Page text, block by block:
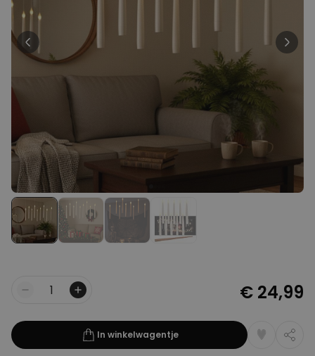
Gepersonaliseerde boxershort
met gezicht en tekst
Meer dan
11.600
gekocht
Gepersonaliseerde boxershort
700
gekocht
29,99 €
Gepersonaliseerde
Geurhanger set van 2
19,99 €
€ 24,99
In winkelwagentje